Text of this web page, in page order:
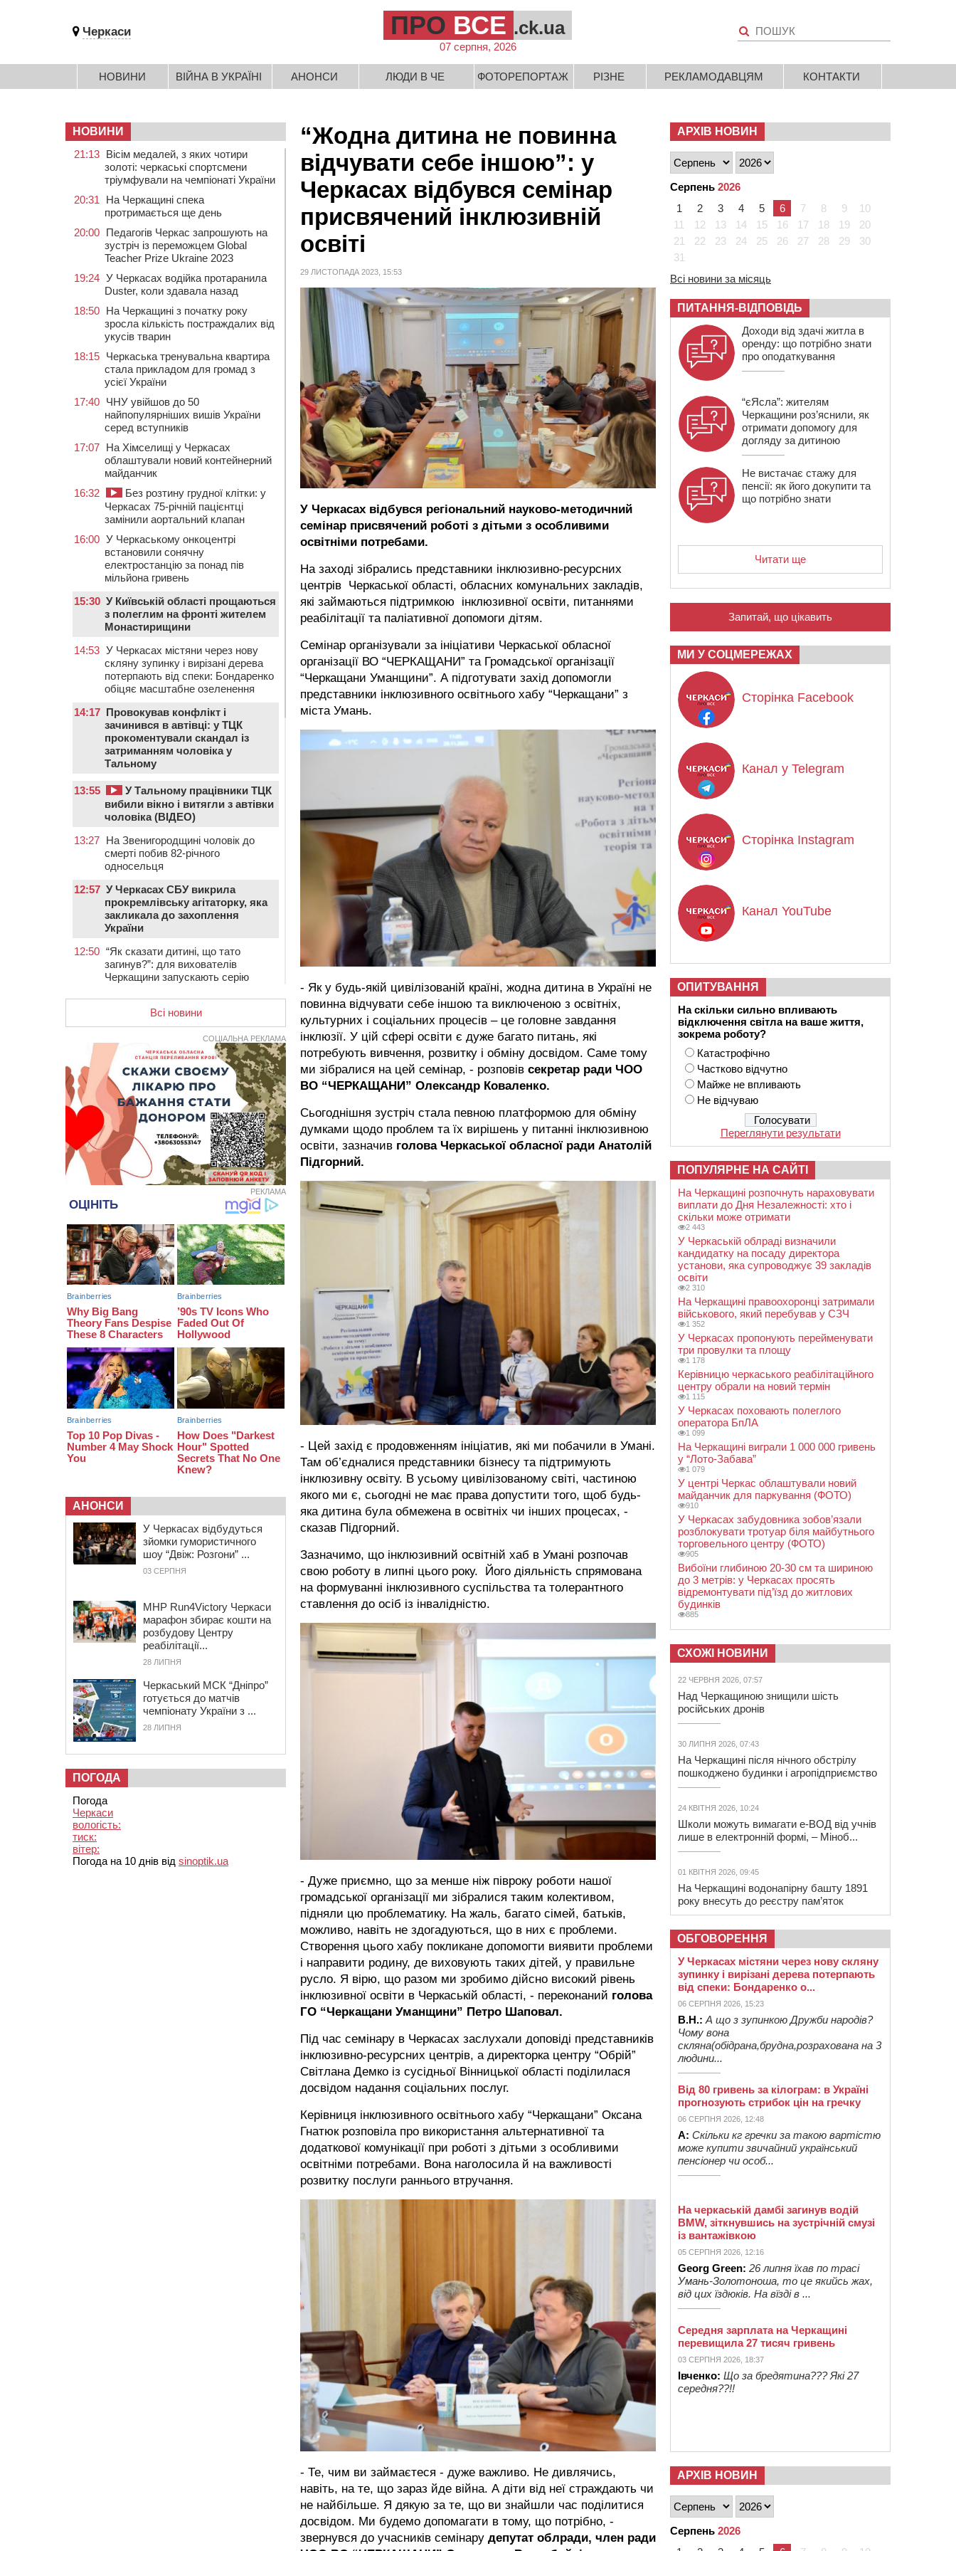
Черкаси ПРО ВСЕ .ck.ua
07 серпня, 2026
НОВИНИ ВІЙНА В УКРАЇНІ АНОНСИ ЛЮДИ В ЧЕ ФОТОРЕПОРТАЖ РІЗНЕ РЕКЛАМОДАВЦЯМ КОНТАКТИ
“Жодна дитина не повинна
відчувати себе іншою”: у
Черкасах відбувся семінар
присвячений інклюзивній
освіті
29 ЛИСТОПАДА 2023, 15:53
У Черкасах відбувся регіональний науково-методичний
семінар присвячений роботі з дітьми з особливими
освітніми потребами.
На заході зібрались представники інклюзивно-ресурсних
центрів Черкаської області, обласних комунальних закладів,
які займаються підтримкою інклюзивної освіти, питаннями
реабілітації та паліативної допомоги дітям.
Семінар організували за ініціативи Черкаської обласної
організації ВО “ЧЕРКАЩАНИ” та Громадської організації
“Черкащани Уманщини”. А підготувати захід допомогли
представники інклюзивного освітнього хабу “Черкащани” з
міста Умань.
- Як у будь-якій цивілізованій країні, жодна дитина в Україні не
повинна відчувати себе іншою та виключеною з освітніх,
культурних і соціальних процесів – це головне завдання
інклюзії. У цій сфері освіти є дуже багато питань, які
потребують вивчення, розвитку і обміну досвідом. Саме тому
ми зібралися на цей семінар, - розповів секретар ради ЧОО
ВО “ЧЕРКАЩАНИ” Олександр Коваленко.
Сьогоднішня зустріч стала певною платформою для обміну
думками щодо проблем та їх вирішень у питанні інклюзивною
освіти, зазначив голова Черкаської обласної ради Анатолій
Підгорний.
- Цей захід є продовженням ініціатив, які ми побачили в Умані.
Там об’єдналися представники бізнесу та підтримують
інклюзивну освіту. В усьому цивілізованому світі, частиною
якого ми є, сьогодні не має права допустити того, щоб будь-
яка дитина була обмежена в освітніх чи інших процесах, -
сказав Підгорний.
Зазначимо, що інклюзивний освітній хаб в Умані розпочав
свою роботу в липні цього року. Його діяльність спрямована
на формуванні інклюзивного суспільства та толерантного
ставлення до осіб із інвалідністю.
- Дуже приємно, що за менше ніж півроку роботи нашої
громадської організації ми зібралися таким колективом,
підняли цю проблематику. На жаль, багато сімей, батьків,
можливо, навіть не здогадуються, що в них є проблеми.
Створення цього хабу покликане допомогти виявити проблеми
і направити родину, де виховують таких дітей, у правильне
русло. Я вірю, що разом ми зробимо дійсно високий рівень
інклюзивної освіти в Черкаській області, - переконаний голова
ГО “Черкащани Уманщини” Петро Шаповал.
Під час семінару в Черкасах заслухали доповіді представників
інклюзивно-ресурсних центрів, а директорка центру “Обрій”
Світлана Демко із сусідньої Вінницької області поділилася
досвідом надання соціальних послуг.
Керівниця інклюзивного освітнього хабу “Черкащани” Оксана
Гнатюк розповіла про використання альтернативної та
додаткової комунікації при роботі з дітьми з особливими
освітніми потребами. Вона наголосила й на важливості
розвитку послуги раннього втручання.
- Те, чим ви займаєтеся - дуже важливо. Не дивлячись,
навіть, на те, що зараз йде війна. А діти від неї страждають чи
не найбільше. Я дякую за те, що ви знайшли час поділитися
досвідом. Ми будемо допомагати в тому, що потрібно, -
звернувся до учасників семінару депутат облради, член ради
НОВИНИ
21:13 Вісім медалей, з яких чотири
золоті: черкаські спортсмени
тріумфували на чемпіонаті України
20:31
На Черкащині спека
протримається ще день
20:00 Педагогів Черкас запрошують на
зустріч із переможцем Global
Teacher Prize Ukraine 2023
19:24 У Черкасах водійка протаранила
Duster, коли здавала назад
18:50 На Черкащині з початку року
зросла кількість постраждалих від
укусів тварин
18:15 Черкаська тренувальна квартира
стала прикладом для громад з
усієї України
17:40 ЧНУ увійшов до 50
найпопулярніших вишів України
серед вступників
17:07 На Хімселищі у Черкасах
облаштували новий контейнерний
майданчик
16:32
Без розтину грудної клітки: у
Черкасах 75-річній пацієнтці
замінили аортальний клапан
16:00 У Черкаському онкоцентрі
встановили сонячну
електростанцію за понад пів
мільйона гривень
15:30 У Київській області прощаються
з полеглим на фронті жителем
Монастирищини
14:53 У Черкасах містяни через нову
скляну зупинку і вирізані дерева
потерпають від спеки: Бондаренко
обіцяє масштабне озеленення
14:17 Провокував конфлікт і
зачинився в автівці: у ТЦК
прокоментували скандал із
затриманням чоловіка у
Тальному
13:55
У Тальному працівники ТЦК
вибили вікно і витягли з автівки
чоловіка (ВІДЕО)
13:27 На Звенигородщині чоловік до
смерті побив 82-річного
односельця
12:57 У Черкасах СБУ викрила
прокремлівську агітаторку, яка
закликала до захоплення
України
12:50 “Як сказати дитині, що тато
загинув?”: для вихователів
Черкащини запускають серію
На Золотоніщині вже десяту
добу гасять пожежу торфу
11:35
Від 80 гривень за кілограм: в
Україні прогнозують стрибок цін на
гречку
10:56
Захисника зі Звенигородщини,
який обороняв Авдіївку,
нагородили “Комбатантським
хрестом”
10:10
На Черкащині п’яний мотоцикліст
зіткнувся з мопедом: двоє людей у
лікарні
09:42 Ветерани МСК “Дніпро” вибороли
бронзу чемпіонату України
08:57 На Уманщині підрядника
зобов’язали сплатити понад 670
тис грн штрафу за незаконні зміни
до договору
директора Мокрокалигірського
психоневрологічного інтернату
07:23
Уманські міграційники видворили з
країни грузина, який відсидів
термін у колонії
Всі новини
СОЦІАЛЬНА РЕКЛАМА
РЕКЛАМА
АНОНСИ
У Черкасах відбудуться
зйомки гумористичного
шоу “Двіж: Розгони” ...
03 СЕРПНЯ
MHP Run4Victory Черкаси
марафон збирає кошти на
розбудову Центру
реабілітації...
28 ЛИПНЯ
Черкаський МСК “Дніпро”
готується до матчів
чемпіонату України з ...
28 ЛИПНЯ
ПОГОДА
Погода
Черкаси
вологість:
тиск:
вітер:
Погода на 10 днів від sinoptik.ua
АРХІВ НОВИН
Серпень 2026
1
2 3 4 5 6 7 8 9
10
11
12 13 14 15 16 17 18 19
20
21
22 23 24 25 26 27 28 29
30
31
Всі новини за місяць
ПИТАННЯ-ВІДПОВІДЬ
Доходи від здачі житла в
оренду: що потрібно знати
про оподаткування
“єЯсла”: жителям
Черкащини роз’яснили, як
отримати допомогу для
догляду за дитиною
Не вистачає стажу для
пенсії: як його докупити та
що потрібно знати
Читати ще
Запитай, що цікавить
МИ У СОЦМЕРЕЖАХ
Сторінка Facebook
Канал у Telegram
Сторінка Instagram
Канал YouTube
ОПИТУВАННЯ
На скільки сильно впливають
відключення світла на ваше життя,
зокрема роботу?
Катастрофічно
Частково відчутно
Майже не впливають
Не відчуваю
Переглянути результати
ПОПУЛЯРНЕ НА САЙТІ
На Черкащині розпочнуть нараховувати
виплати до Дня Незалежності: хто і
скільки може отримати
2 443
У Черкаській облраді визначили
кандидатку на посаду директора
установи, яка супроводжує 39 закладів
освіти
2 310
На Черкащині правоохоронці затримали
військового, який перебував у СЗЧ
1 352
У Черкасах пропонують перейменувати
три провулки та площу
1 178
Керівницю черкаського реабілітаційного
центру обрали на новий термін
1 115
У Черкасах поховають полеглого
оператора БпЛА
1 099
На Черкащині виграли 1 000 000 гривень
у “Лото-Забава”
1 079
У центрі Черкас облаштували новий
майданчик для паркування (ФОТО)
910
У Черкасах забудовника зобов’язали
розблокувати тротуар біля майбутнього
торговельного центру (ФОТО)
905
Вибоїни глибиною 20-30 см та шириною
до 3 метрів: у Черкасах просять
відремонтувати під’їзд до житлових
будинків
885
СХОЖІ НОВИНИ
22 ЧЕРВНЯ 2026, 07:57
Над Черкащиною знищили шість
російських дронів
30 ЛИПНЯ 2026, 07:43
На Черкащині після нічного обстрілу
пошкоджено будинки і агропідприємство
24 КВІТНЯ 2026, 10:24
Школи можуть вимагати е-ВОД від учнів
лише в електронній формі, – Міноб...
01 КВІТНЯ 2026, 09:45
На Черкащині водонапірну башту 1891
року внесуть до реєстру пам’яток
ОБГОВОРЕННЯ
У Черкасах містяни через нову скляну
зупинку і вирізані дерева потерпають
від спеки: Бондаренко о...
06 СЕРПНЯ 2026, 15:23
В.Н.: А що з зупинкою Дружби народів?
Чому вона
скляна(обідрана,брудна,розрахована на 3
людини...
Від 80 гривень за кілограм: в Україні
прогнозують стрибок цін на гречку
06 СЕРПНЯ 2026, 12:48
А: Скільки кг гречки за такою вартістю
може купити звичайний український
пенсіонер чи особ...
На черкаській дамбі загинув водій
BMW, зіткнувшись на зустрічній смузі
із вантажівкою
05 СЕРПНЯ 2026, 12:16
Georg Green: 26 липня їхав по трасі
Умань-Золотоноша, то це якийсь жах,
від цих їздюків. На вїзді в ...
Середня зарплата на Черкащині
перевищила 27 тисяч гривень
03 СЕРПНЯ 2026, 18:37
Івченко: Що за бредятина??? Які 27
середня??!!
АРХІВ НОВИН
Серпень 2026